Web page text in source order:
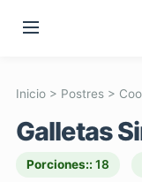
Inicio> Postres>
Galletas
Porciones:: 18